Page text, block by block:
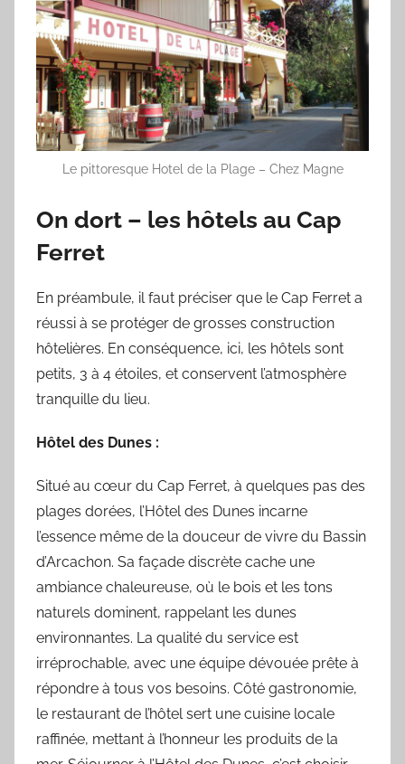
Le pittoresque Hotel de la Plage – Chez Magne
On dort – les hôtels au Cap
Ferret
En préambule, il faut préciser que le Cap Ferret a
réussi à se protéger de grosses construction
hôtelières. En conséquence, ici, les hôtels sont
petits, 3 à 4 étoiles, et conservent l’atmosphère
tranquille du lieu.
Hôtel des Dunes :
Situé au cœur du Cap Ferret, à quelques pas des
plages dorées, l’Hôtel des Dunes incarne
l’essence même de la douceur de vivre du Bassin
d’Arcachon. Sa façade discrète cache une
ambiance chaleureuse, où le bois et les tons
naturels dominent, rappelant les dunes
environnantes. La qualité du service est
irréprochable, avec une équipe dévouée prête à
répondre à tous vos besoins. Côté gastronomie,
le restaurant de l’hôtel sert une cuisine locale
raffinée, mettant à l’honneur les produits de la